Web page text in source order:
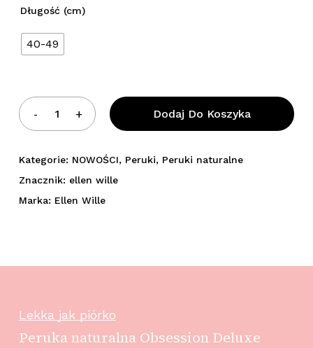
Długość (cm)
40-49
Dodaj Do Koszyka
Kategorie: NOWOŚCI, Peruki, Peruki naturalne
Znacznik: ellen wille
Marka: Ellen Wille
Lekka jak piórko
Peruka naturalna Obsession Deluxe